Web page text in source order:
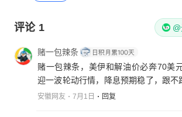
评论 1
赌一包辣条
赌一包辣条，美伊和解油价必奔70美
迎一波轮动行情，降息预期稳了，跟不
安徽网友 7月1日 回复